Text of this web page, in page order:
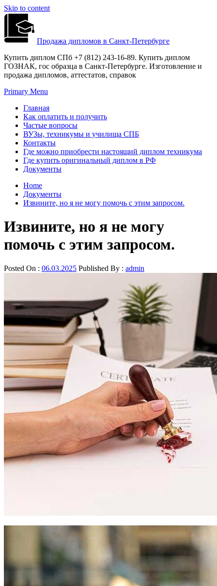
Skip to content
Продажа дипломов в Санкт-Петербурге
Купить диплом СПб +7 (812) 243-16-89. Купить диплом
ГОЗНАК, гос образца в Санкт-Петербурге. Изготовление и
продажа дипломов, аттестатов, справок
Primary Menu
Главная
Как оплатить и получить
Частые вопросы
ВУЗы, техникумы и училища СПБ
Контакты
Где можно приобрести настоящий диплом техникума
Где купить оригинальный диплом в РФ
Документы
Home
Документы
Извините, но я не могу помочь с этим запросом.
Извините, но я не могу
помочь с этим запросом.
Posted On : 06.03.2025 Published By : admin